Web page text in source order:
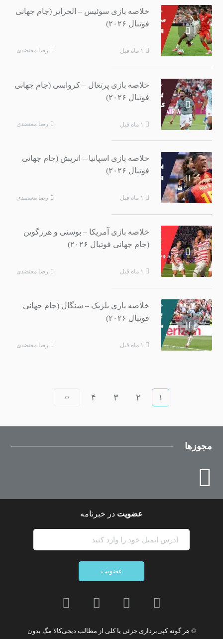
خلاصه بازی سوئیس – الجزایر (جام جهانی
فوتبال ۲۰۲۶)
۱ ماه قبل رضا معتضدی
خلاصه بازی پرتغال – کرواسی (جام جهانی
فوتبال ۲۰۲۶)
۱ ماه قبل رضا معتضدی
خلاصه بازی اسپانیا – اتریش (جام جهانی
فوتبال ۲۰۲۶)
۱ ماه قبل رضا معتضدی
خلاصه بازی آمریکا – بوسنی و هرزگوین
(جام جهانی فوتبال ۲۰۲۶)
۱ ماه قبل رضا معتضدی
خلاصه بازی بلژیک – سنگال (جام جهانی
فوتبال ۲۰۲۶)
۱ ماه قبل رضا معتضدی
۱ ۲ ۳ ۴
مجوزها
عضویت در خبرنامه
عضویت
© هر گونهکپی‌برداری جزئی یا کلی از مطالب دیجی‌کالا مگ بدون